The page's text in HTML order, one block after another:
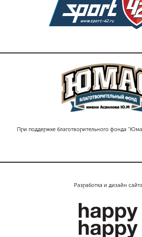
При поддержке благотворительного фонда
Разработка и дизайн сайта